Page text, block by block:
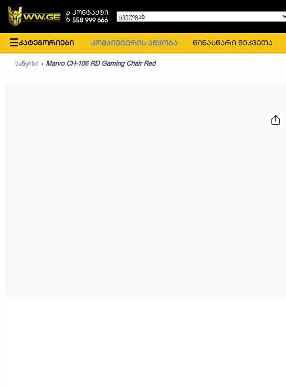
კონტაქტი
558 999 666
ყველგან
☰კატეგორიები კომპიუტერის აწყობა წინასწარი შეკვეთა
საწყისი Marvo CH-106 RD Gaming Chair Red